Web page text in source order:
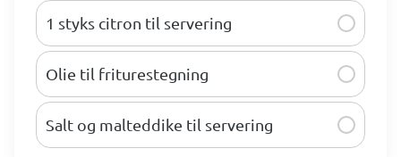
1 styks citron til servering
Olie til friturestegning
Salt og malteddike til servering